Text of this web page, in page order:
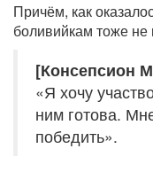
Причём, как
боливийкам тоже не
[Консепсион
«Я хочу
ним готова.
победить».